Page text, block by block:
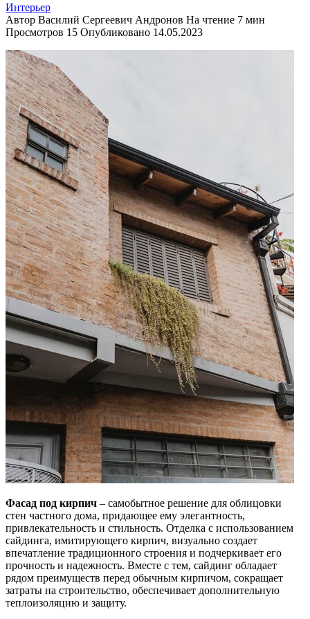
Интерьер
Автор Василий Сергеевич Андронов На чтение 7 мин
Просмотров 15 Опубликовано 14.05.2023
Фасад под кирпич – самобытное решение для облицовки
стен частного дома, придающее ему элегантность,
привлекательность и стильность. Отделка с использованием
сайдинга, имитирующего кирпич, визуально создает
впечатление традиционного строения и подчеркивает его
прочность и надежность. Вместе с тем, сайдинг обладает
рядом преимуществ перед обычным кирпичом, сокращает
затраты на строительство, обеспечивает дополнительную
теплоизоляцию и защиту.